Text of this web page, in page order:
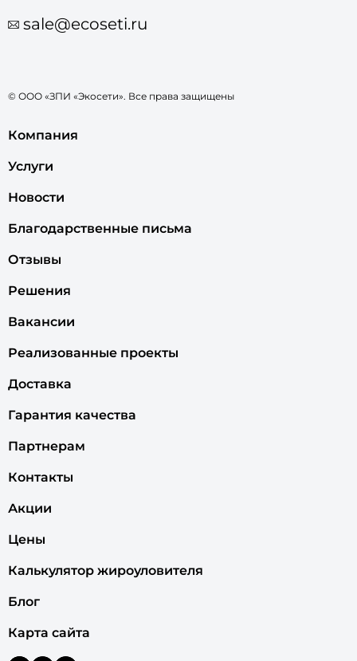
sale@ecoseti.ru
© ООО «ЗПИ «Экосети». Все права защищены
Компания
Услуги
Новости
Благодарственные письма
Отзывы
Решения
Вакансии
Реализованные проекты
Доставка
Гарантия качества
Партнерам
Контакты
Акции
Цены
Калькулятор жироуловителя
Блог
Карта сайта